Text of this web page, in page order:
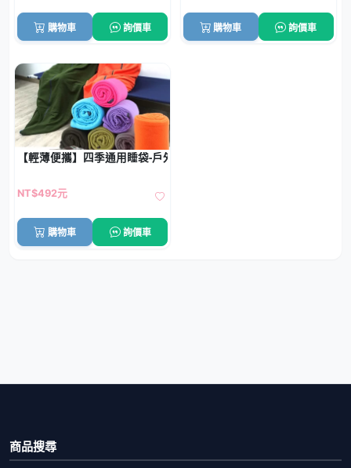
購物車 詢價車 購物車 詢價車
【輕薄便攜】四季通用睡袋-戶外旅行多功能毛毯
NT$492元
購物車 詢價車
商品搜尋